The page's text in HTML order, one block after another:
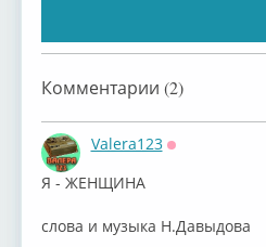
Комментарии (2)
Valera123
Я - ЖЕНЩИНА
слова и музыка Н.Давыдова